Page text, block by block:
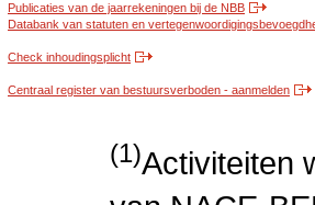
Publicaties van de jaarrekeningen bij de NBB
Databank van statuten en
Check inhoudingsplicht
Centraal register van bestuursverboden - aanmelden
(1)Activiteiten